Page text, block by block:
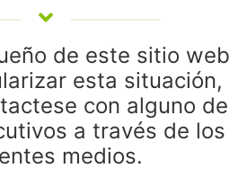
de este sitio web
esta situación,
con alguno de
a través de los
medios.